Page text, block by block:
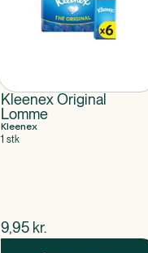
Kleenex Original
Lomme
Kleenex
1 stk
$nuværende pris
9,95 kr.